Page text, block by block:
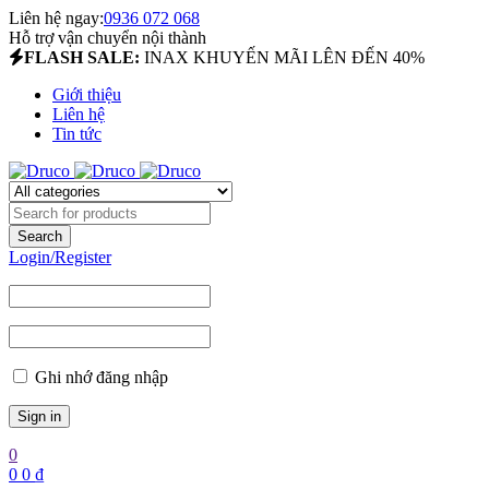
Liên hệ ngay:0936 072 068
Hỗ trợ vận chuyển nội thành
FLASH SALE: INAX KHUYẾN MÃI LÊN ĐẾN 40%
Giới thiệu
Liên hệ
Tin tức
Login/Register
Ghi nhớ đăng nhập
0
0 0 ₫